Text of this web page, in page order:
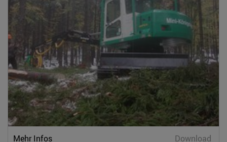
Mehr Infos Download